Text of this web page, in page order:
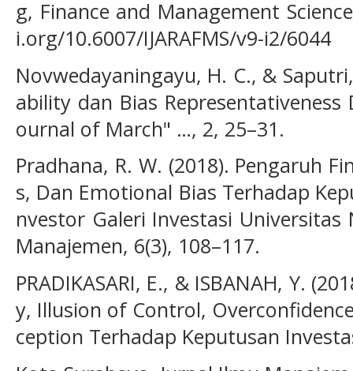
g, Finance and Management
i.org/10.6007/IJARAFMS/v9-i2/6044
Novwedayaningayu, H. C., &
ability dan Bias Representativeness
ournal of March" …, 2, 25–31.
Pradhana, R. W. (2018). Pengaruh
s, Dan Emotional Bias Terhadap
nvestor Galeri Investasi Universitas
Manajemen, 6(3), 108–117.
PRADIKASARI, E., & ISBANAH, Y.
y, Illusion of Control,
ception Terhadap Keputusan